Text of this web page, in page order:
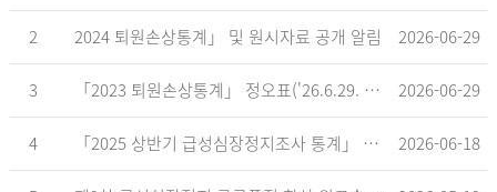
2 2024 퇴원손상통계」 및 원시자료 공개 알림 2026-06-29
3 「2023 퇴원손상통계」 정오표('26.6.29. 기준) 2026-06-29
4 「2025 상반기 급성심장정지조사 통계」 공표 2026-06-18